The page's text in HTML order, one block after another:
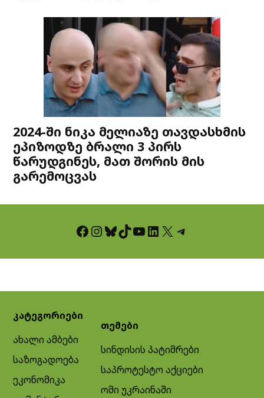
2024-ში ნიკა მელიაზე თავდასხმის
ეპიზოდზე ბრალი 3 პირს
წარუდგინეს, მათ შორის მის
გარემოცვას
Facebook InstagramBluesky TikTok YouTube LinkedIn X Telegram
კატეგორიები
ახალი ამბები
საზოგადოება
ეკონომიკა
თემები
სინდისის პატიმრები
საპროტესტო აქციები
ომი უკრაინაში